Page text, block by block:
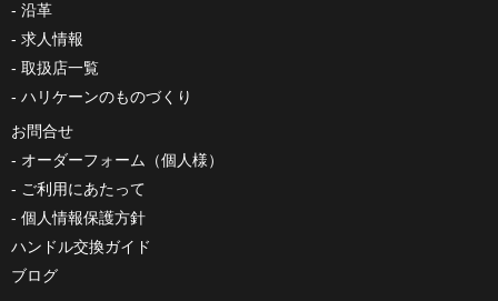
沿革
求人情報
取扱店一覧
ハリケーンのものづくり
お問合せ
オーダーフォーム（個人様）
ご利用にあたって
個人情報保護方針
ハンドル交換ガイド
ブログ